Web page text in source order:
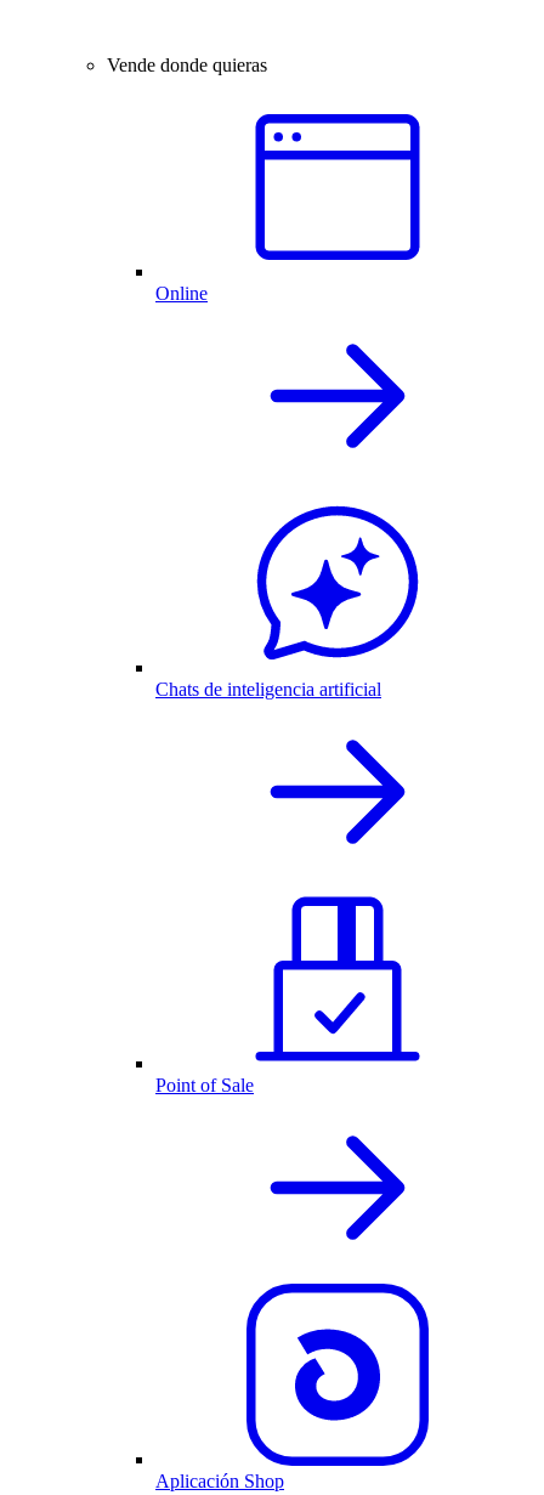
Vende donde quieras
Online
Chats de inteligencia artificial
Point of Sale
Aplicación Shop